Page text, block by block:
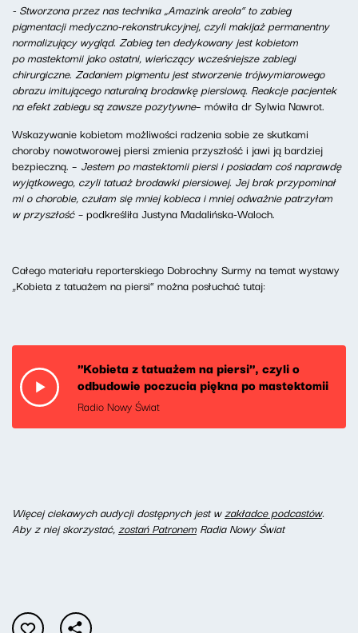
- Stworzona przez nas technika „Amazink areola” to zabieg
pigmentacji medyczno-rekonstrukcyjnej, czyli makijaż permanentny
normalizujący wygląd. Zabieg ten dedykowany jest kobietom
po mastektomii jako ostatni, wieńczący wcześniejsze zabiegi
chirurgiczne. Zadaniem pigmentu jest stworzenie trójwymiarowego
obrazu imitującego naturalną brodawkę piersiową. Reakcje pacjentek
na efekt zabiegu są zawsze pozytywne– mówiła dr Sylwia Nawrot.
Wskazywanie kobietom możliwości radzenia sobie ze skutkami
choroby nowotworowej piersi zmienia przyszłość i jawi ją bardziej
bezpieczną. – Jestem po mastektomii piersi i posiadam coś naprawdę
wyjątkowego, czyli tatuaż brodawki piersiowej. Jej brak przypominał
mi o chorobie, czułam się mniej kobieca i mniej odważnie patrzyłam
w przyszłość –podkreśliła Justyna Madalińska-Waloch.
Całego materiału reporterskiego Dobrochny Surmy na temat wystawy
„Kobieta z tatuażem na piersi” można posłuchać tutaj:
"Kobieta z tatuażem na piersi", czyli o
odbudowie poczucia piękna po mastektomii
Radio Nowy Świat
Więcej ciekawych audycji dostępnych jest wzakładce podcastów.
Aby z niej skorzystać,zostań Patronem Radia Nowy Świat